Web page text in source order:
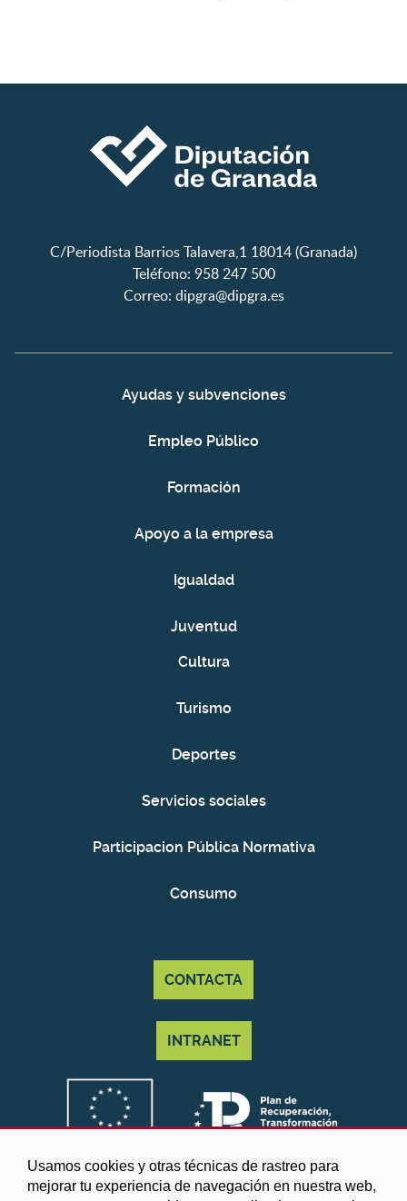
Usamos cookies y otras técnicas de rastreo para
mejorar tu experiencia de navegación en nuestra web,
C/Periodista Barrios Talavera,1 18014 (Granada)
Teléfono: 958 247 500
Correo: dipgra@dipgra.es
Ayudas y subvenciones
Empleo Público
Formación
Apoyo a la empresa
Igualdad
Juventud
Cultura
Turismo
Deportes
Servicios sociales
Participacion Pública Normativa
Consumo
CONTACTA
INTRANET